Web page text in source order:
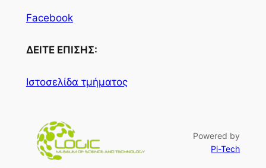
Facebook
ΔΕΙΤΕ ΕΠΙΣΗΣ:
Ιστοσελίδα τμήματος
Powered by
Pi-Tech